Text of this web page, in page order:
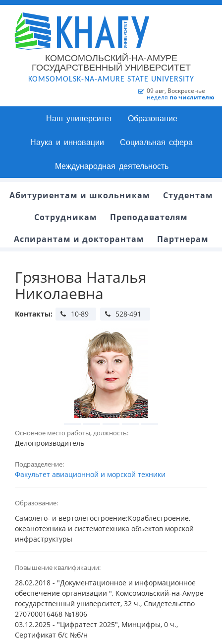
КОМСОМОЛЬСКИЙ-НА-АМУРЕ
ГОСУДАРСТВЕННЫЙ УНИВЕРСИТЕТ
KOMSOMOLSK-NA-AMURE STATE UNIVERSITY
09 авг, Воскресенье
неделя по числителю
Наш университет Образование
Наука и инновации Социальная сфера
Международная деятельность
Абитуриентам и школьникам
Студентам
Сотрудникам
Преподавателям
Аспирантам и докторантам
Партнерам
Грязнова Наталья
Николаевна
Контакты:
Основное место работы, должность:
Делопроизводитель
Подразделение:
Факультет авиационной и морской техники
Образование:
Самолето- и вертолетостроение;Кораблестроение,
океанотехника и системотехника объектов морской
инфраструктуры
Повышение квалификации:
28.02.2018 - "Документационное и информационное
обеспечение организации ", Комсомольский-на-Амуре
государственный университет, 32 ч., Свидетельство
270700016468 №1806
03.12.2025 - "Цифратест 2025", Минцифры, 0 ч.,
Сертификат б/с №б/н